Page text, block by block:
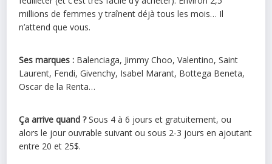
millions de femmes y traînent déjà tous les mois… Il
n’attend que vous.
Ses marques : Balenciaga, Jimmy Choo, Valentino, Saint
Laurent, Fendi, Givenchy, Isabel Marant, Bottega Beneta,
Oscar de la Renta…
Ça arrive quand ?Sous 4 à 6 jours et gratuitement, ou
alors le jour ouvrable suivant ou sous 2-3 jours en ajoutant
entre 20 et 25$.